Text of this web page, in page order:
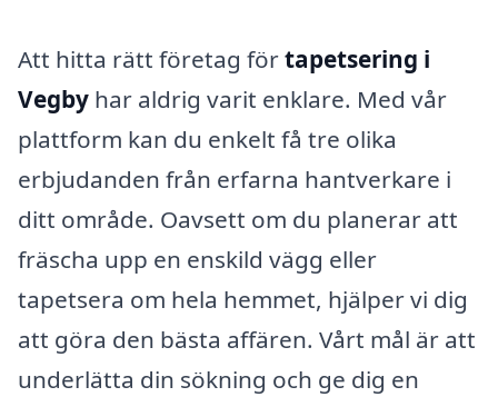
Att hitta rätt företag förtapetsering i
Vegby har aldrig varit enklare. Med vår
plattform kan du enkelt få tre olika
erbjudanden från erfarna hantverkare i
ditt område. Oavsett om du planerar att
fräscha upp en enskild vägg eller
tapetsera om hela hemmet, hjälper vi dig
att göra den bästa affären. Vårt mål är att
underlätta din sökning och ge dig en